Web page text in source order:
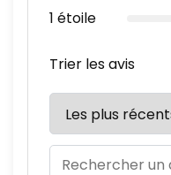
1 étoile
Trier les avis